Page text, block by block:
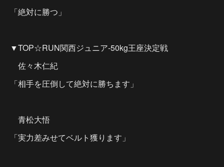
「絶対に勝つ」
▼TOP☆RUN関西ジュニア-50kg王座決定戦
佐々木仁紀
「相手を圧倒して絶対に勝ちます」
青松大悟
「実力差みせてベルト獲ります」